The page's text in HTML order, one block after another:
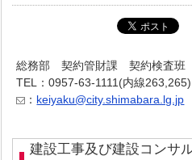
総務部 契約管財課 契約検査班
TEL：0957-63-1111(内線263,265)
： keiyaku@city.shimabara.lg.jp
建設工事及び建設コンサ